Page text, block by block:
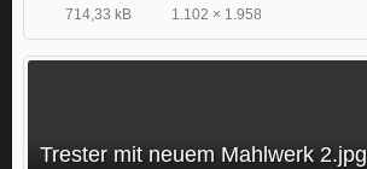
714,33 kB 1.102 × 1.958
Trester mit neuem Mahlwerk 2.jpg